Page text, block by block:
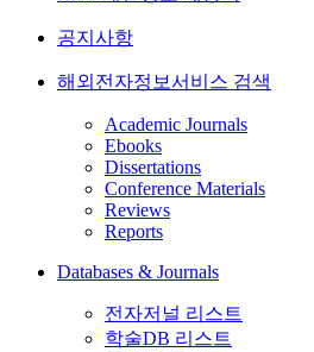
공지사항
해외전자정보서비스 검색
Academic Journals
Ebooks
Dissertations
Conference Materials
Reviews
Reports
Databases & Journals
전자저널 리스트
학술DB 리스트